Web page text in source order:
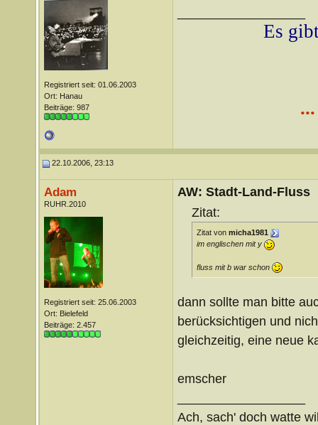
Registriert seit: 01.06.2003
Ort: Hanau
Beiträge: 987
Es
22.10.2006, 23:13
Adam
RUHR.2010
Registriert seit: 25.06.2003
Ort: Bielefeld
Beiträge: 2.457
AW: Stadt-Land-Fluss
Zitat:
Zitat von micha1981
im englischen mit y
fluss mit b war schon
dann sollte man bitte
berücksichtigen und
gleichzeitig, eine neue
emscher
Ach, sach' doch watte